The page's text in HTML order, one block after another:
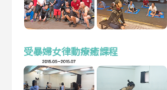
受暴婦女律動療癒課程